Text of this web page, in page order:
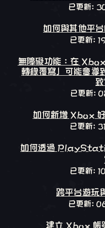
已更新:
如何與其他平
已更新:
無障礙功能：在
轉錄覆寫」可能會導
已更新:
如何新增 Xbox
已更新:
如何透過
已更新:
跨平台遊玩
已更新:
建立 Xbox 帳